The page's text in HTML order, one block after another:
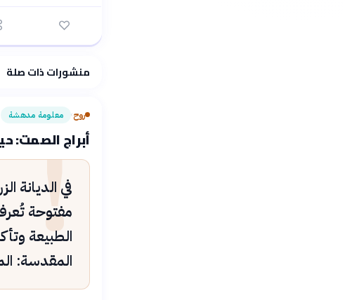
منشورات ذات صلة
روح› معلومة مدهشة
أبراج الصمت:
!
في الديانة
مفتوحة
الطبيعة
المقدسة: